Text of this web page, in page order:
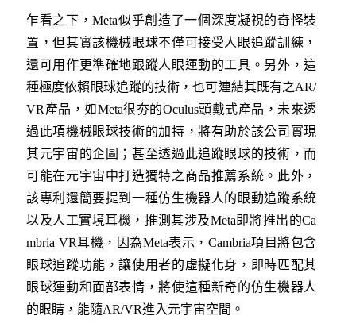
乍看之下，Meta似乎創造了一個深度凝視的奇怪裝
置，但其實該機械眼球不僅可接受人眼追蹤訓練，
還可用作更準確地跟蹤人眼運動的工具。另外，這
種極度依賴眼球追蹤的技術，也可連結其既有之AR/
VR產品，如Meta很夯的Oculus頭戴式產品，未來透
過此項機械眼球技術的加持，將有助於該公司實現
其元宇宙的企圖；甚至透過此追蹤眼球的技術，而
可能在元宇宙中打造獨特之商品推薦系統。此外，
該專利還簡要提到一種仿生機器人的眼動追蹤系統
以及人工實境耳機，推測其涉及Meta即將推出的Ca
mbria VR耳機，因為Meta表示，Cambria項目將包含
眼球追蹤功能，讓使用者的虛擬化身，即時匹配其
眼球運動和面部表情，將使這種新奇的仿生機器人
的眼睛，能隨AR/VR進入元宇宙空間。